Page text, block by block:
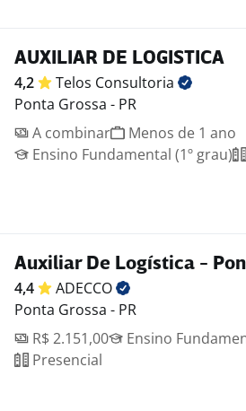
AUXILIAR DE LOGISTICA
4,2 Telos Consultoria
Ponta Grossa - PR
A combinar
Menos de 1 ano
Ensino Fundamental (1º grau)
Auxiliar De Logística -
4,4
ADECCO
Ponta Grossa - PR
R$ 2.151,00
Ensino
Presencial